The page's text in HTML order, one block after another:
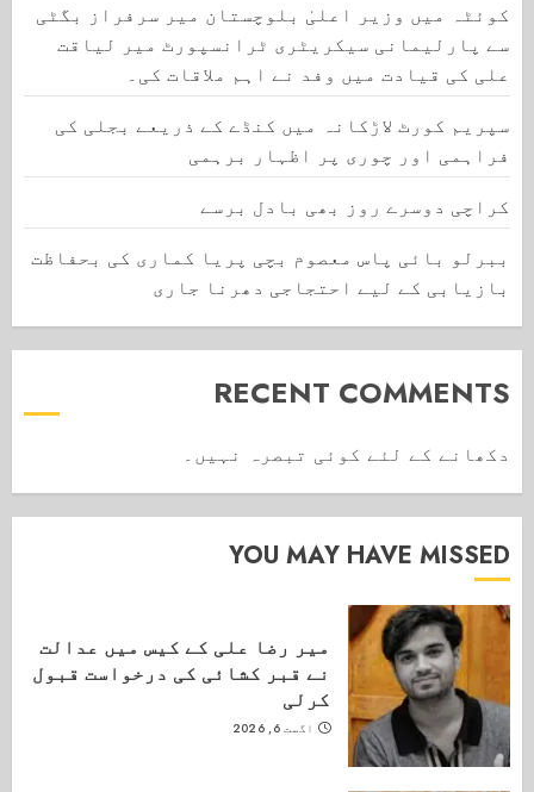
کوئٹہ میں وزیر اعلیٰ بلوچستان میر سرفراز بگٹی
سے پارلیمانی سیکریٹری ٹرانسپورٹ میر لیاقت
علی کی قیادت میں وفد نے اہم ملاقات کی۔
سپریم کورٹ لاڑکانہ میں کنڈے کے ذریعے بجلی کی
فراہمی اور چوری پر اظہار برہمی
کراچی دوسرے روز بھی بادل برسے
ببرلو بائی پاس معصوم بچی پریا کماری کی بحفاظت
بازیابی کے لیے احتجاجی دھرنا جاری
RECENT COMMENTS
دکھانے کے لئے کوئی تبصرہ نہیں۔
YOU MAY HAVE MISSED
میر رضا علی کے کیس میں عدالت
نے قبر کشائی کی درخواست قبول
کرلی
اگست 6, 2026